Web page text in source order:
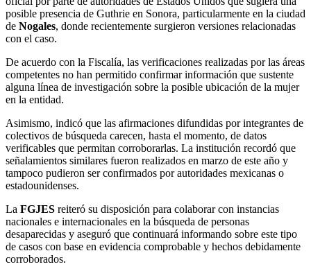
posible presencia de Guthrie en Sonora, particularmente en la ciudad
de Nogales, donde recientemente surgieron versiones relacionadas
con el caso.
De acuerdo con la Fiscalía, las verificaciones realizadas por las áreas
competentes no han permitido confirmar información que sustente
alguna línea de investigación sobre la posible ubicación de la mujer
en la entidad.
Asimismo, indicó que las afirmaciones difundidas por integrantes de
colectivos de búsqueda carecen, hasta el momento, de datos
verificables que permitan corroborarlas. La institución recordó que
señalamientos similares fueron realizados en marzo de este año y
tampoco pudieron ser confirmados por autoridades mexicanas o
estadounidenses.
La FGJES reiteró su disposición para colaborar con instancias
nacionales e internacionales en la búsqueda de personas
desaparecidas y aseguró que continuará informando sobre este tipo
de casos con base en evidencia comprobable y hechos debidamente
corroborados.